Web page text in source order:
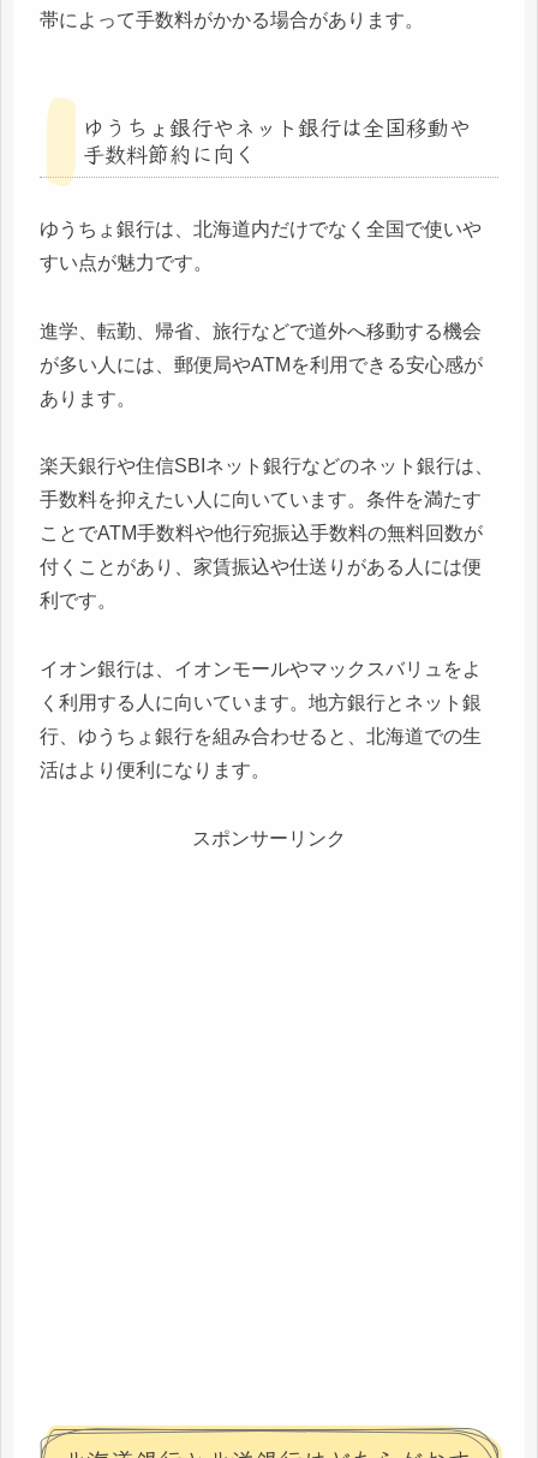
帯によって手数料がかかる場合があります。
ゆうちょ銀行やネット銀行は全国移動や
手数料節約に向く
ゆうちょ銀行は、北海道内だけでなく全国で使いや
すい点が魅力です。
進学、転勤、帰省、旅行などで道外へ移動する機会
が多い人には、郵便局やATMを利用できる安心感が
あります。
楽天銀行や住信SBIネット銀行などのネット銀行は、
手数料を抑えたい人に向いています。条件を満たす
ことでATM手数料や他行宛振込手数料の無料回数が
付くことがあり、家賃振込や仕送りがある人には便
利です。
イオン銀行は、イオンモールやマックスバリュをよ
く利用する人に向いています。地方銀行とネット銀
行、ゆうちょ銀行を組み合わせると、北海道での生
活はより便利になります。
スポンサーリンク